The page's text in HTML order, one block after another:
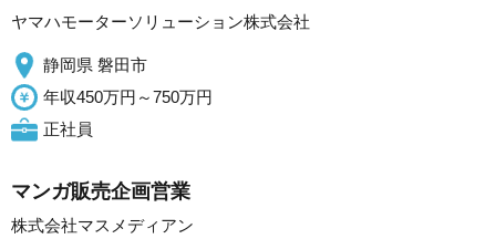
ヤマハモーターソリューション株式会社
静岡県 磐田市
年収450万円～750万円
正社員
マンガ販売企画営業
株式会社マスメディアン